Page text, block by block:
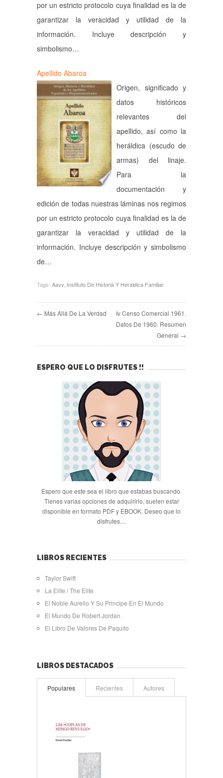
por un estricto protocolo cuya finalidad es la de
garantizar la veracidad y utilidad de la
información. Incluye descripción y
simbolismo…
Apellido Abaroa
Origen, significado y
datos históricos
relevantes del
apellido, así como la
heráldica (escudo de
armas) del linaje.
Para la
documentación y
edición de todas nuestras láminas nos regimos
por un estricto protocolo cuya finalidad es la de
garantizar la veracidad y utilidad de la
información. Incluye descripción y simbolismo
de…
Tags: Aavv Instituto De Historia Y Heraldica Familiar
← Más Allá De La Verdad
Iv Censo Comercial 1961.
Datos De 1960. Resumen
General →
ESPERO QUE LO DISFRUTES !!
Espero que este sea el libro que estabas buscando.
Tienes varias opciones de adquirirlo, suelen estar
disponible en formato PDF y EBOOK. Deseo que lo
disfrutes....
LIBROS RECIENTES
Taylor Swift
La Elite / The Elite
El Noble Aurelio Y Su Principe En El Mundo
El Mundo De Robert Jordan
El Libro De Valores De Paquito
LIBROS DESTACADOS
Populares Recientes Autores